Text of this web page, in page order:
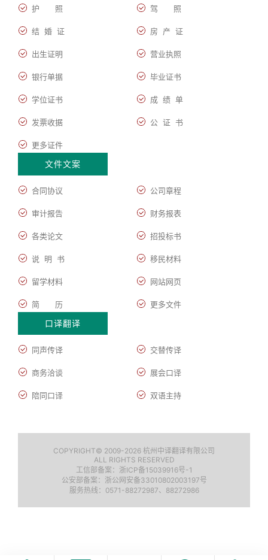
护 照 驾 照
结 婚 证 房 产 证
出生证明 营业执照
银行单据 毕业证书
学位证书 成 绩 单
发票收据 公 证 书
更多证件
文件文案
合同协议 公司章程
审计报告 财务报表
各类论文 招投标书
说 明 书 移民材料
留学材料 网站网页
简 历 更多文件
口译翻译
同声传译 交替传译
商务洽谈 展会口译
陪同口译 双语主持
COPYRIGHT© 2009-2026 杭州中译翻译有限公司
ALL RIGHTS RESERVED
工信部备案： 浙ICP备15039916号-1
公安部备案：浙公网安备33010802003197号
服务热线：0571-88272987、88272986